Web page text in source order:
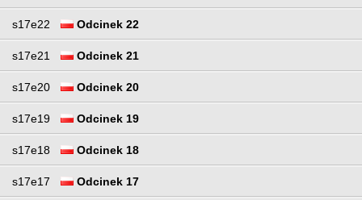
s17e22 Odcinek 22
s17e21 Odcinek 21
s17e20 Odcinek 20
s17e19 Odcinek 19
s17e18 Odcinek 18
s17e17 Odcinek 17